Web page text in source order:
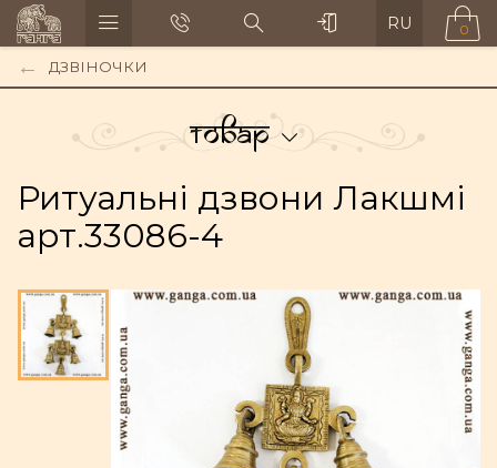
RU 0
ДЗВІНОЧКИ
Товар
Ритуальні дзвони Лакшмі
арт.33086-4